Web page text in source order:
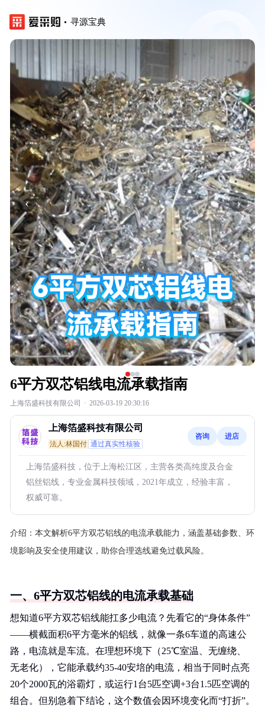
寻源宝典
‹ ›
6平方双芯铝线电流承载指南
上海箔盛科技有限公司 · 2026-03-19 20:30:16
上海箔盛科技有限公司
法人:林国付 通过真实性核验
咨询 进店
上海箔盛科技，位于上海松江区，主营各类高纯度及合金
铝丝铝线，专业金属科技领域，2021年成立，经验丰富，
权威可靠。
介绍： 本文解析6平方双芯铝线的电流承载能力，涵盖基础参数、环
境影响及安全使用建议，助你合理选线避免过载风险。
一、6平方双芯铝线的电流承载基础
想知道6平方双芯铝线能扛多少电流？先看它的“身体条件”
——横截面积6平方毫米的铝线，就像一条6车道的高速公
路，电流就是车流。在理想环境下（25℃室温、无缠绕、
无老化），它能承载约35-40安培的电流，相当于同时点亮
20个2000瓦的浴霸灯，或运行1台5匹空调+3台1.5匹空调的
组合。但别急着下结论，这个数值会因环境变化而“打折”。